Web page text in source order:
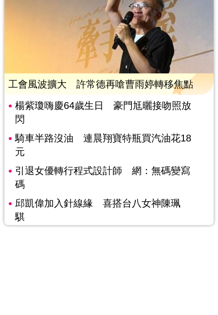
工會風波擴大 許常德再嗆曹雨婷轉移焦點
楊紫瓊嗨慶64歲生日 豪門尪曬接吻照放
閃
騎車半路沒油 連晨翔寶特瓶買汽油花18
元
引退女優轉行程式設計師 網：無碼變寫
碼
邱凱偉加入針線緣 喜搭台八女神陳珮
騏